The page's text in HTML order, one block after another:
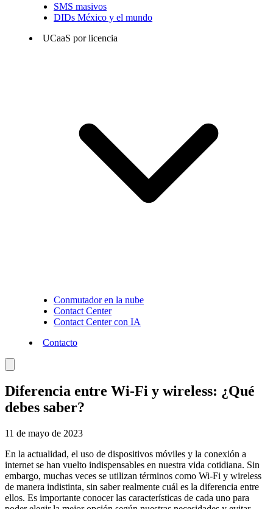
SMS masivos
DIDs México y el mundo
UCaaS por licencia
Conmutador en la nube
Contact Center
Contact Center con IA
Contacto
Diferencia entre Wi-Fi y wireless: ¿Qué
debes saber?
11 de mayo de 2023
En la actualidad, el uso de dispositivos móviles y la conexión a
internet se han vuelto indispensables en nuestra vida cotidiana. Sin
embargo, muchas veces se utilizan términos como Wi-Fi y wireless
de manera indistinta, sin saber realmente cuál es la diferencia entre
ellos. Es importante conocer las características de cada uno para